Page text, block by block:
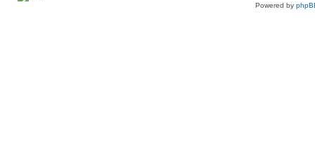
Powered by